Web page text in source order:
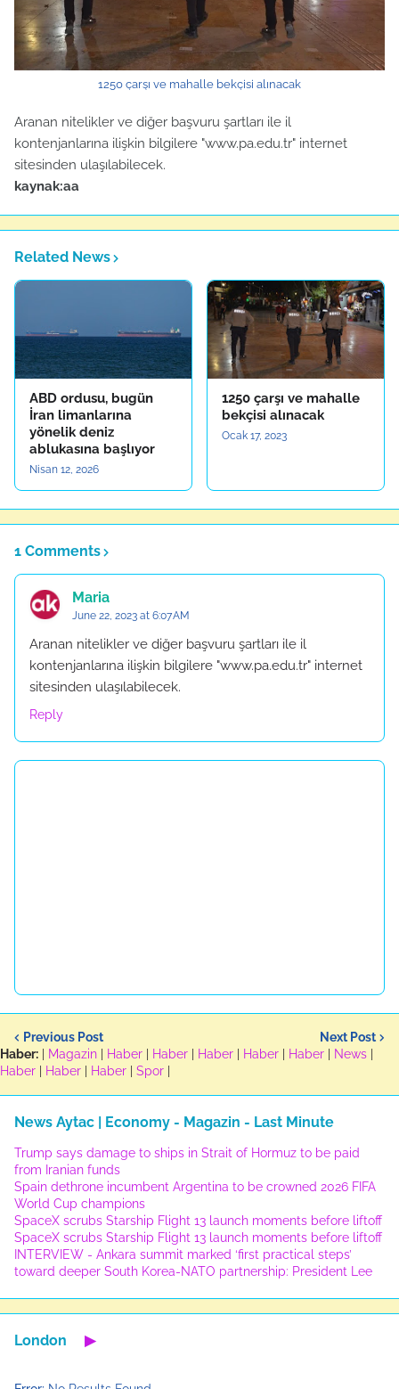
1250 çarşı ve mahalle bekçisi alınacak
Aranan nitelikler ve diğer başvuru şartları ile il
kontenjanlarına ilişkin bilgilere "www.pa.edu.tr" internet
sitesinden ulaşılabilecek.
kaynak:aa
Related News
ABD ordusu, bugün
İran limanlarına
yönelik deniz
ablukasına başlıyor
Nisan 12, 2026
1250 çarşı ve mahalle
bekçisi alınacak
Ocak 17, 2023
1 Comments
Maria
June 22, 2023 at 6:07 AM
Aranan nitelikler ve diğer başvuru şartları ile il
kontenjanlarına ilişkin bilgilere "www.pa.edu.tr" internet
sitesinden ulaşılabilecek.
Reply
Previous Post
Next Post
Haber:
Magazin Haber Haber Haber Haber Haber News
Haber
Haber Haber Spor
News Aytac | Economy - Magazin - Last Minute
Trump says damage to ships in Strait of Hormuz to be paid
from Iranian funds
Spain dethrone incumbent Argentina to be crowned 2026 FIFA
World Cup champions
SpaceX scrubs Starship Flight 13 launch moments before liftoff
SpaceX scrubs Starship Flight 13 launch moments before liftoff
INTERVIEW - Ankara summit marked ‘first practical steps’
toward deeper South Korea-NATO partnership: President Lee
London ▶